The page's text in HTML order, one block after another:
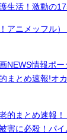
生活！激動の
アニメッフル
NEWS情報ポ
まとめ速報!オ
的まとめ速報
害に必殺！パ